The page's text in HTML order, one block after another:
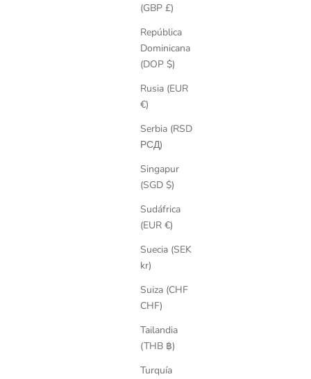
(GBP £)
República
Dominicana
(DOP $)
Rusia (EUR
€)
Serbia (RSD
РСД)
Singapur
(SGD $)
Sudáfrica
(EUR €)
Suecia (SEK
kr)
Suiza (CHF
CHF)
Tailandia
(THB ฿)
Turquía